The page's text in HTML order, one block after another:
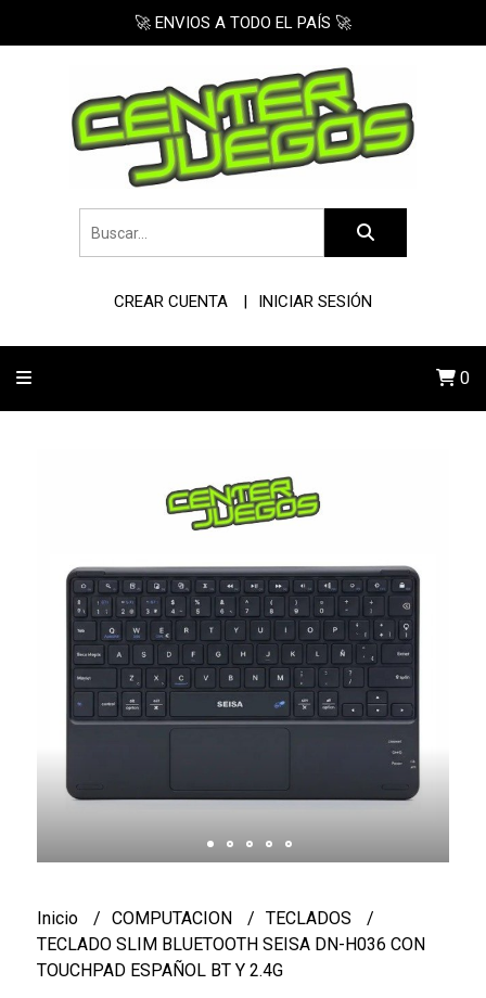
🚀 ENVIOS A TODO EL PAÍS 🚀
CREAR CUENTA INICIAR SESIÓN
0
Inicio COMPUTACION
TECLADOS
TECLADO SLIM BLUETOOTH SEISA DN-H036 CON
TOUCHPAD ESPAÑOL BT Y 2.4G